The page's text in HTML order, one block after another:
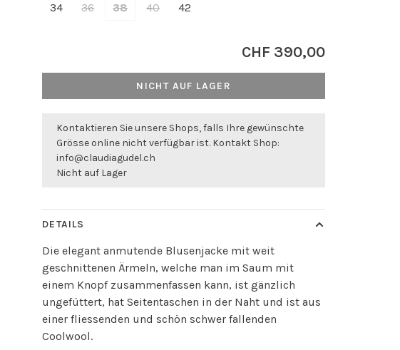
34 36 38 40 42
CHF 390,00
NICHT AUF LAGER
Kontaktieren Sie unsere Shops, falls Ihre gewünschte
Grösse online nicht verfügbar ist. Kontakt Shop:
info@claudiagudel.ch
Nicht auf Lager
DETAILS
Die elegant anmutende Blusenjacke mit weit
geschnittenen Ärmeln, welche man im Saum mit
einem Knopf zusammenfassen kann, ist gänzlich
ungefüttert, hat Seitentaschen in der Naht und ist aus
einer fliessenden und schön schwer fallenden
Coolwool.